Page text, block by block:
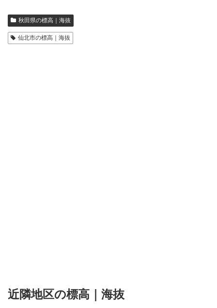
秋田県の標高｜海抜
仙北市の標高｜海抜
近隣地区の標高｜海抜